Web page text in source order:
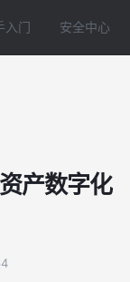
入门 安全中心
产数字化